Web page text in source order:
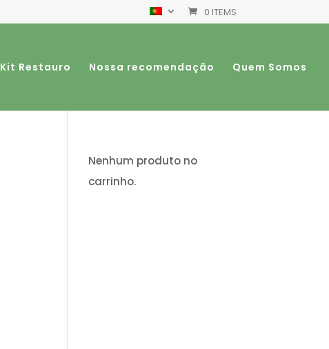
0 ITEMS
Kit Restauro Nossa recomendação Quem Somos
Nenhum produto no
carrinho.